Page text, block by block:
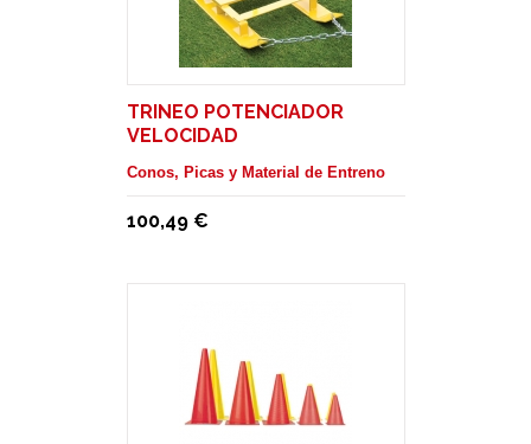
TRINEO POTENCIADOR
VELOCIDAD
Conos, Picas y Material de Entreno
100,49 €